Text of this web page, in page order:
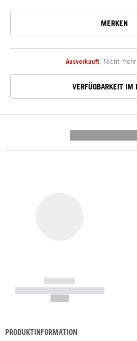
MERKEN
Ausverkauft Nicht
VERFÜGBARKEIT IM
------------
----------- ----------- -----------
PRODUKTINFORMATION